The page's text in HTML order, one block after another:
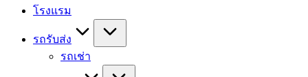
โรงแรม
รถรับส่ง
รถเช่า